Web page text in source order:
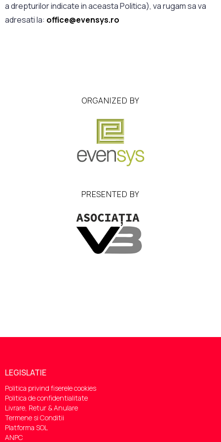
a drepturilor indicate in aceasta Politica), va rugam sa va
adresati la: office@evensys.ro
ORGANIZED BY
PRESENTED BY
LEGISLATIE
Politica privind fiserele cookies
Politica de confidentialitate
Livrare, Retur & Anulare
Termene si Conditii
Platforma SOL
ANPC